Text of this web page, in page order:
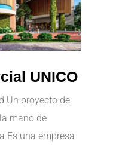
UNICO
Un proyecto de
mano de
Es una empresa